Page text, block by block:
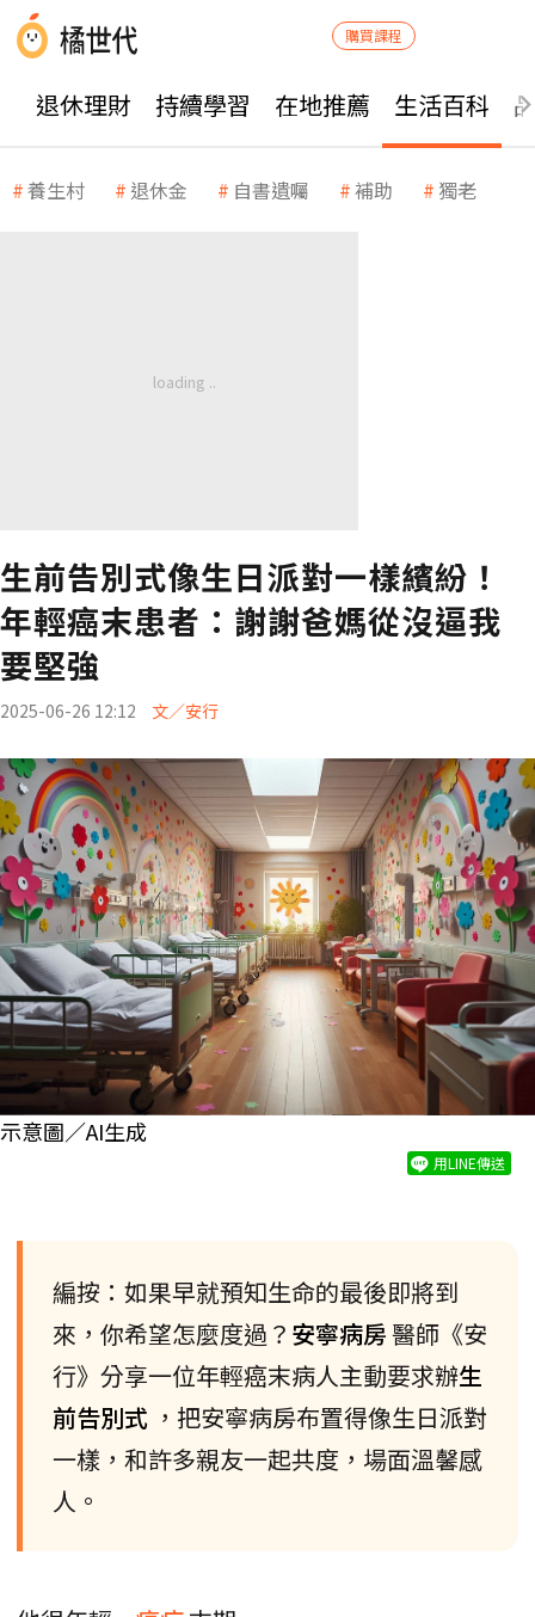
購買課程
退休理財 持續學習 在地推薦 生活百科
養生村 退休金 自書遺囑 補助 獨老
生前告別式像生日派對一樣繽紛！
年輕癌末患者：謝謝爸媽從沒逼我
要堅強
2025-06-26 12:12 文／安行
示意圖／AI生成
用LINE傳送
編按：如果早就預知生命的最後即將到
來，你希望怎麼度過？ 安寧病房醫師《安
行》分享一位年輕癌末病人主動要求辦生
前告別式 ，把安寧病房布置得像生日派對
一樣，和許多親友一起共度，場面溫馨感
人。